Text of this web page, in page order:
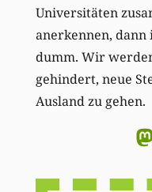
Universitäten
anerkennen, dann
dumm. Wir
gehindert, neue
Ausland zu gehen.